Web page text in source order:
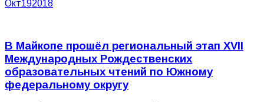
Окт192018
В Майкопе прошёл региональный этап XVII
Международных Рождественских
образовательных чтений по Южному
федеральному округу